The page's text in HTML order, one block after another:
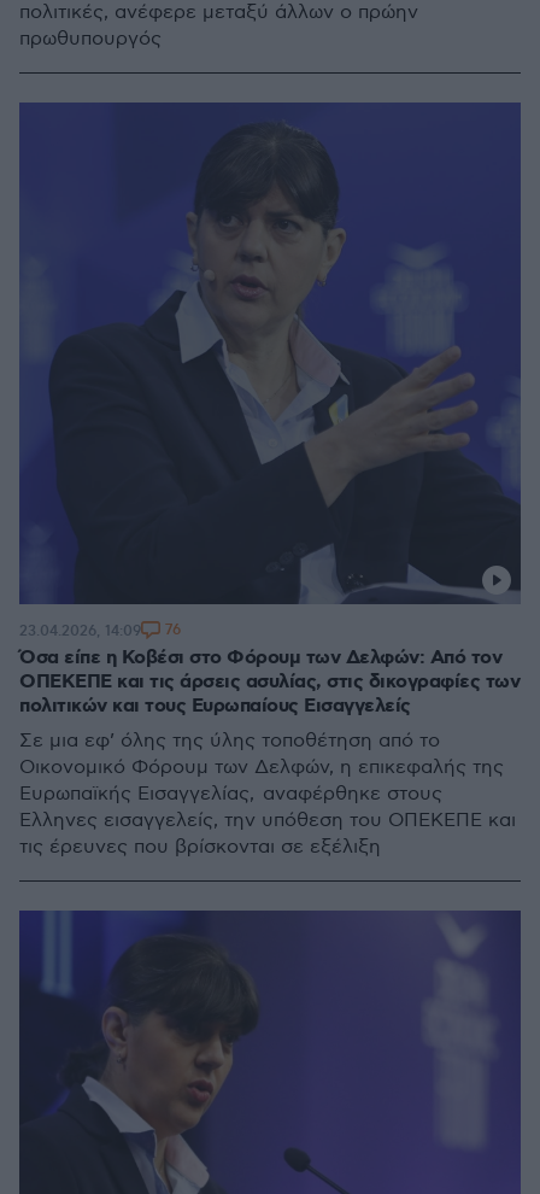
πολιτικές, ανέφερε μεταξύ άλλων ο πρώην
πρωθυπουργός
Όσα είπε η Κοβέσι στο Φόρουμ των Δελφών: Από τον
ΟΠΕΚΕΠΕ και τις άρσεις ασυλίας, στις δικογραφίες των
πολιτικών και τους Ευρωπαίους Εισαγγελείς
Σε μια εφ’ όλης της ύλης τοποθέτηση από το
Οικονομικό Φόρουμ των Δελφών, η επικεφαλής της
Ευρωπαϊκής Εισαγγελίας, αναφέρθηκε στους
Έλληνες εισαγγελείς, την υπόθεση του ΟΠΕΚΕΠΕ και
τις έρευνες που βρίσκονται σε εξέλιξη
23.04.2026, 14:09 76